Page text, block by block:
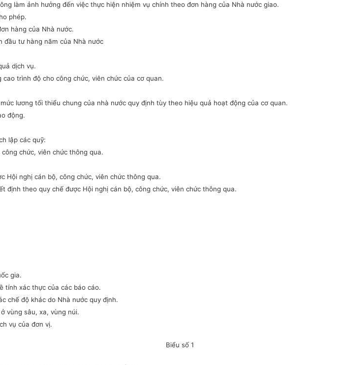
làm ảnh hưởng đến việc thực hiện nhiệm vụ chính theo đơn hàng của Nhà nước giao.
phép.
hàng của Nhà nước.
đầu tư hàng năm của Nhà nước
dịch vụ.
trình độ cho công chức, viên chức của cơ quan.
lương tối thiểu chung của nhà nước quy định tùy theo hiệu quả hoạt động của cơ quan.
động.
lập các quỹ:
chức, viên chức thông qua.
Hội nghị cán bộ, công chức, viên chức thông qua.
theo quy chế được Hội nghị cán bộ, công chức, viên chức thông qua.
gia.
tính xác thực của các báo cáo.
chế độ khác do Nhà nước quy định.
vùng sâu, xa, vùng núi.
vụ của đơn vị.
Biểu số 1